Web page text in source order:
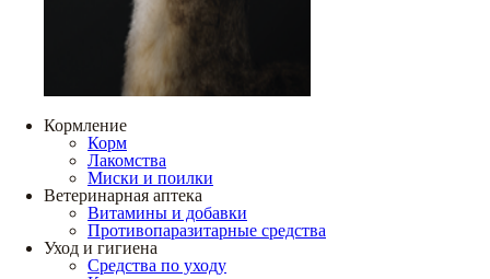
Кормление
Корм
Лакомства
Миски и поилки
Ветеринарная аптека
Витамины и добавки
Противопаразитарные средства
Уход и гигиена
Средства по уходу